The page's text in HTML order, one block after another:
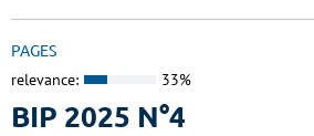
PAGES
relevance: 33%
BIP 2025 N°4